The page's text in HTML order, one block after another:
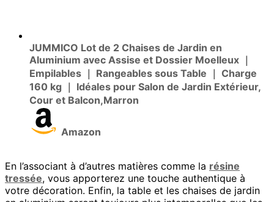
JUMMICO Lot de 2 Chaises de Jardin en
Aluminium avec Assise et Dossier Moelleux ｜
Empilables ｜ Rangeables sous Table ｜ Charge
160 kg ｜ Idéales pour Salon de Jardin Extérieur,
Cour et Balcon,Marron
Amazon
En l’associant à d’autres matières comme la résine
tressée, vous apporterez une touche authentique à
votre décoration. Enfin, la table et les chaises de jardin